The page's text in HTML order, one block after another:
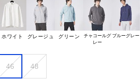
ホワイト グレージュ グリーン
チャコールグ ブルーグレー
46 48